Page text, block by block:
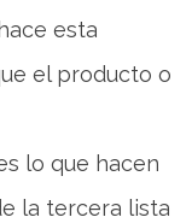
esta
el producto o
lo que hacen
la tercera lista